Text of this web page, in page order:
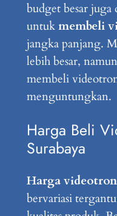
budget besar
untukmembeli
jangka panjang.
lebih besar,
membeli
menguntungkan.
Harga Beli
Surabaya
Harga
bervariasi